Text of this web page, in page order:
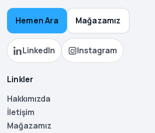
Hemen Ara Mağazamız
LinkedIn Instagram
Linkler
Hakkımızda
İletişim
Mağazamız